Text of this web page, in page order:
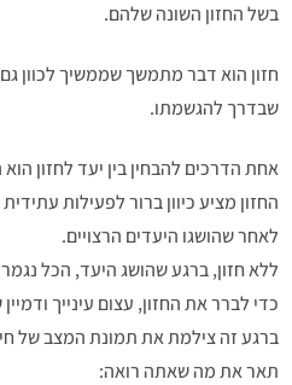
בשל החזון השונה שלהם.
חזון הוא דבר מתמשך שממשיך לכוון
שבדרך להגשמתו.
אחת הדרכים להבחין בין יעד לחזון
החזון מציע כיוון ברור לפעילות
לאחר שהושגו היעדים הרצויים.
ללא חזון, ברגע שהושג היעד, הכל
כדי לברר את החזון, עצום עינייך
ברגע זה צילמת את תמונת המצב של
תאר את מה שאתה רואה: